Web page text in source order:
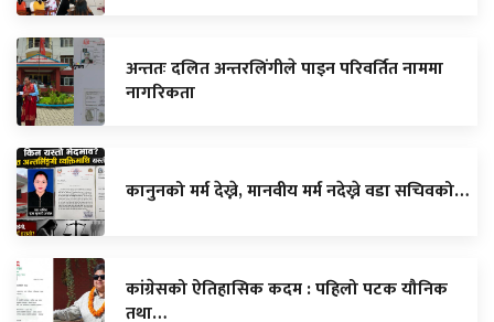
अन्ततः दलित अन्तरलिंगीले पाइन परिवर्तित नाममा
नागरिकता
कानुनको मर्म देख्ने, मानवीय मर्म नदेख्ने वडा सचिवको…
कांग्रेसको ऐतिहासिक कदम : पहिलो पटक यौनिक
तथा…